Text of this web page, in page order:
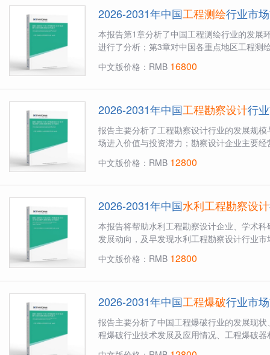
2026-2031年中国工程测绘行业市
本报告第1章分析了中国工程测绘行业的发展
进行了分析；第3章对中国各重点地区工程测
中文版价格：RMB 16800
2026-2031年中国工程勘察设计行
报告主要分析了工程勘察设计行业的发展规
场进入价值与投资潜力；勘察设计企业主要
中文版价格：RMB 12800
2026-2031年中国水利工程勘察设计
本报告将帮助水利工程勘察设计企业、学术
发展动向，及早发现水利工程勘察设计行业
中文版价格：RMB 12800
2026-2031年中国工程爆破行业市
报告主要分析了中国工程爆破行业的发展现
程爆破行业技术发展及应用情况、工程爆破